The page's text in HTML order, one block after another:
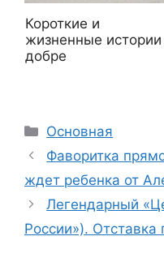
Короткие и
жизненные
добре
Рубрики
Основная
Фаворитка
ждет ребенка от
Легендарный
России»).